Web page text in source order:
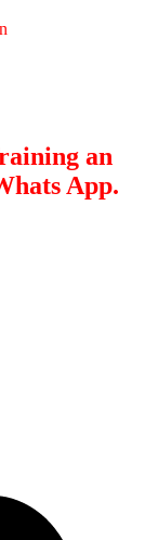
an
App.